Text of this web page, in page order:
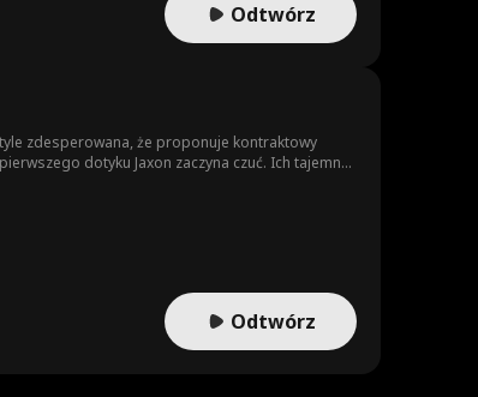
Odtwórz
zdesperowana, że proponuje kontraktowy
dotyku Jaxon zaczyna czuć. Ich tajemny
Odtwórz